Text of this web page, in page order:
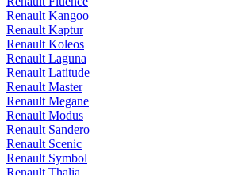
Renault Kangoo
Renault Kaptur
Renault Koleos
Renault Laguna
Renault Latitude
Renault Master
Renault Megane
Renault Modus
Renault Sandero
Renault Scenic
Renault Symbol
Renault Thalia